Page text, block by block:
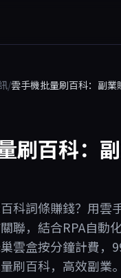
/雲手機批量刷百科：副業
刷百科：
科詞條賺錢？用雲
聯，結合RPA自動
雲盒按分鐘計費，
刷百科，高效副業。